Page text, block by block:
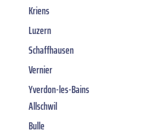
Kriens
Luzern
Schaffhausen
Vernier
Yverdon-les-Bains
Allschwil
Bulle